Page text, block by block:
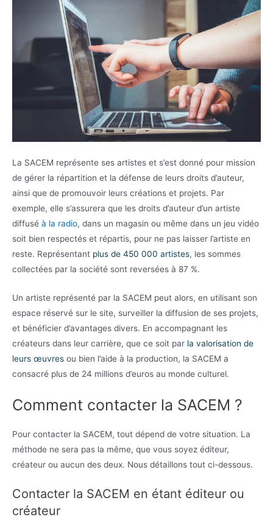
La SACEM représente ses artistes et s’est donné pour mission
de gérer la répartition et la défense de leurs droits d’auteur,
ainsi que de promouvoir leurs créations et projets. Par
exemple, elle s’assurera que les droits d’auteur d’un artiste
diffusé à la radio, dans un magasin ou même dans un jeu vidéo
soit bien respectés et répartis, pour ne pas laisser l’artiste en
reste. Représentant plus de 450 000 artistes, les sommes
collectées par la société sont reversées à 87 %.
Un artiste représenté par la SACEM peut alors, en utilisant son
espace réservé sur le site, surveiller la diffusion de ses projets,
et bénéficier d’avantages divers. En accompagnant les
créateurs dans leur carrière, que ce soit par la valorisation de
leurs œuvres ou bien l’aide à la production, la SACEM a
consacré plus de 24 millions d’euros au monde culturel.
Comment contacter la SACEM ?
Pour contacter la SACEM, tout dépend de votre situation. La
méthode ne sera pas la même, que vous soyez éditeur,
créateur ou aucun des deux. Nous détaillons tout ci-dessous.
Contacter la SACEM en étant éditeur ou
créateur